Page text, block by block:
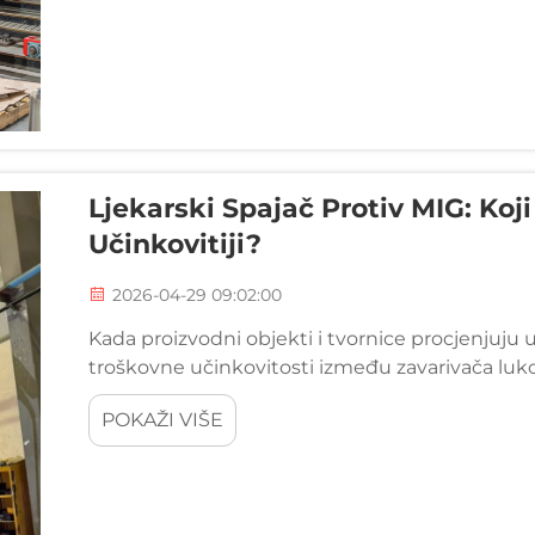
Ljekarski Spajač Protiv MIG:
Učinkovitiji?
2026-04-29 09:02:00
Kada proizvodni objekti i tvornice procjenjuju
troškovne učinkovitosti između zavarivača
kritično važno. Oba procesa služe različitim
POKAŽI VIŠE